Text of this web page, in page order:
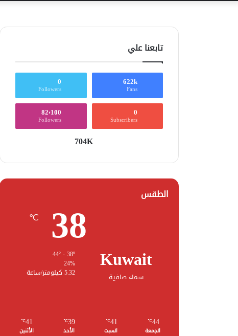
تابعنا علي
622k
Fans
0
Followers
0
Subscribers
82٬100
Followers
704K
الطقس
Kuwait
سماء صافية
38
℃
44º - 38º
24%
5.32 كيلومتر/ساعة
44
℃
الجمعة
41
℃
السبت
39
℃
الأحد
41
℃
الأثنين